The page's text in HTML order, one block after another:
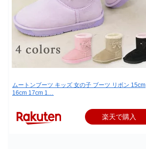
ムートンブーツ キッズ 女の子 ブーツ リボン 15cm
16cm 17cm 1…
楽天で購入